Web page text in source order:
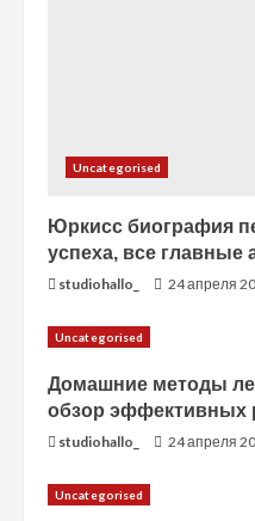
Uncategorised
Юркисс биография
успеха, все главные
studiohallo_ 24 апреля
Uncategorised
Домашние методы
обзор эффективных
studiohallo_ 24 апреля
Uncategorised